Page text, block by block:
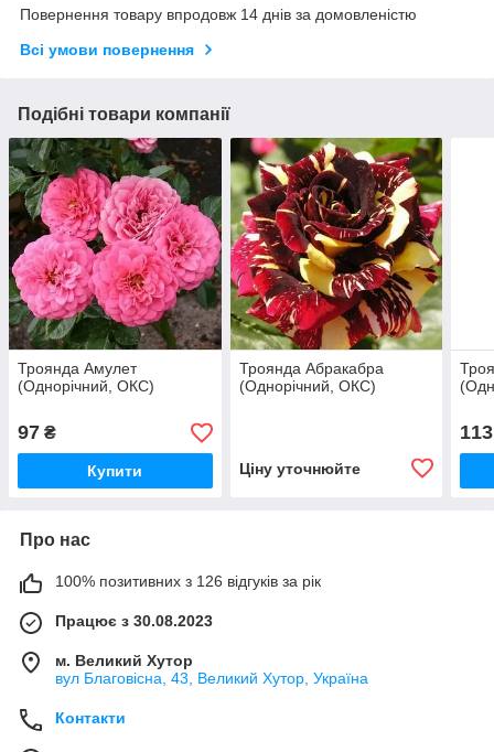
Повернення товару впродовж 14 днів за домовленістю
Всі умови повернення
Подібні товари компанії
Троянда Амулет
(Однорічний, ОКС)
97 ₴
Купити
Троянда Абракабра
(Однорічний, ОКС)
Ціну уточнюйте
113
Про нас
100% позитивних з 126 відгуків за рік
Працює з 30.08.2023
м. Великий Хутор
вул Благовісна, 43, Великий Хутор, Україна
Контакти